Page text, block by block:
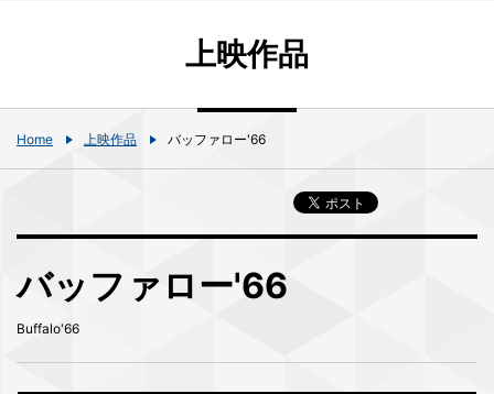
上映作品
Home 上映作品 バッファロー'66
バッファロー'66
Buffalo'66